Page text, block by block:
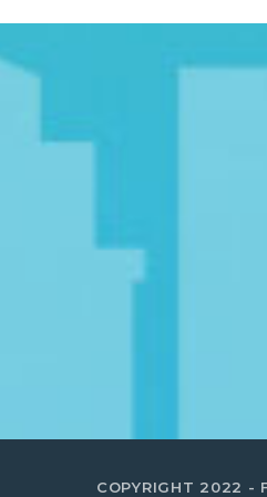
COPYRIGHT 2022 -